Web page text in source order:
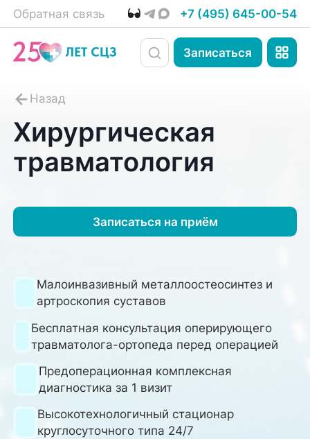
Обратная связь +7 (495) 645-00-54
Записаться
Хирургическая
травматология
Записаться на приём
Малоинвазивный металлоостеосинтез и
артроскопия суставов
Бесплатная консультация оперирующего
травматолога-ортопеда перед операцией
Предоперационная комплексная
диагностика за 1 визит
Высокотехнологичный стационар
круглосуточного типа 24/7